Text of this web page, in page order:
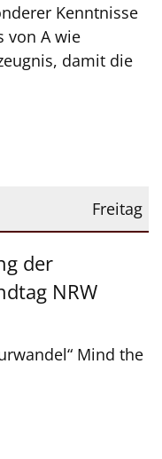
Kenntnisse
von A wie
damit die
Freitag
der
NRW
Mind the